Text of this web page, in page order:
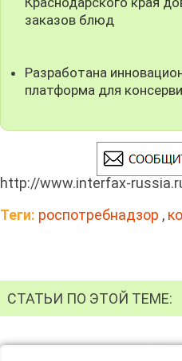
заказов блюд
Разработана
платформа для
http://www.interfax-
Теги: роспотребнадзор ,
СТАТЬИ ПО ЭТОЙ ТЕМЕ: